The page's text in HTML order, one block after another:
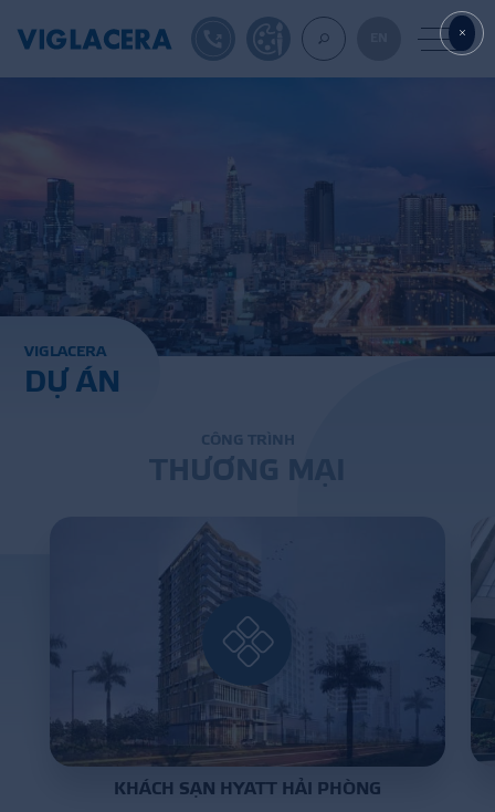
GẠCH ỐP LÁT
BÊ TÔNG KHÍ
DỰ
KÊNH PHÂN
THƯ
1900561582TỰ THIẾT KẾ
VIGLACERA
DỰ ÁN
CÔNG TRÌN H
THƯƠNG M
KHÁCH SẠN HYATT HẢI PHÒNG